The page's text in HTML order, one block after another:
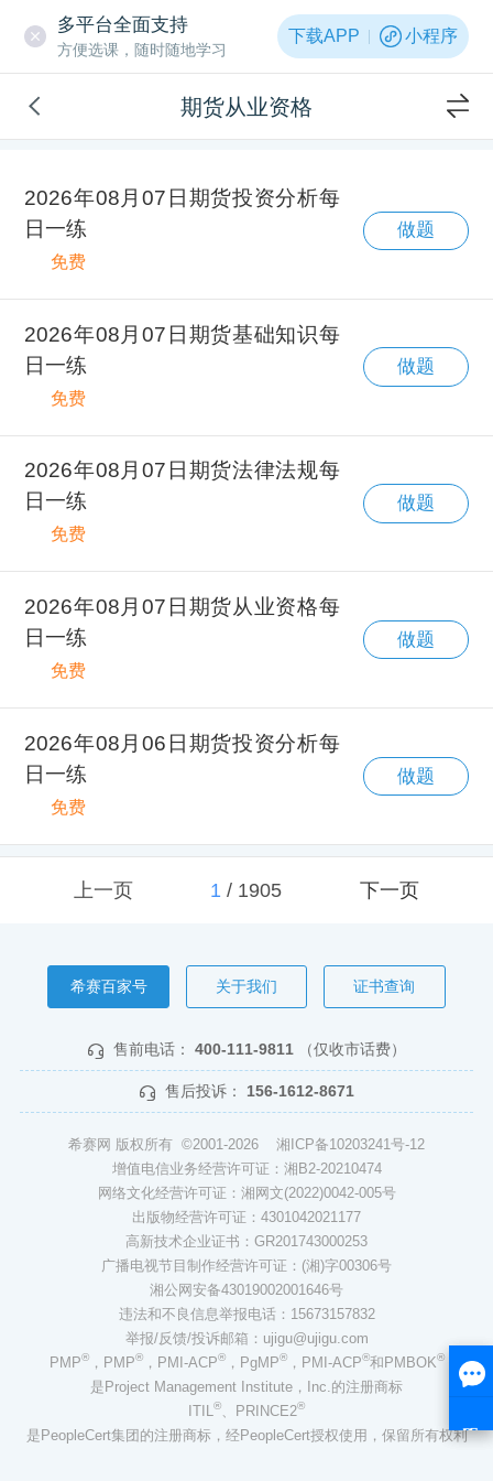
多平台全面支持
方便选课，随时随地学习
下载APP 小程序
期货从业资格
2026年08月07日期货投资分析每
日一练
免费
做题
2026年08月07日期货基础知识每
日一练
免费
做题
2026年08月07日期货法律法规每
日一练
免费
做题
2026年08月07日期货从业资格每
日一练
免费
做题
2026年08月06日期货投资分析每
日一练
免费
做题
上一页 1/ 1905 下一页
希赛百家号 关于我们 证书查询
售前电话： 400-111-9811 （仅收市话费）
售后投诉： 156-1612-8671
希赛网 版权所有 ©2001-2026 湘ICP备10203241号-12
增值电信业务经营许可证：湘B2-20210474
网络文化经营许可证：湘网文(2022)0042-005号
出版物经营许可证：4301042021177
高新技术企业证书：GR201743000253
广播电视节目制作经营许可证：(湘)字00306号
湘公网安备43019002001646号
违法和不良信息举报电话：15673157832
举报/反馈/投诉邮箱：ujigu@ujigu.com
PMP®，PMP®，PMI-ACP®，PgMP®，PMI-ACP®和PMBOK®
是Project Management Institute，Inc.的注册商标
ITIL®、PRINCE2®
是PeopleCert集团的注册商标，经PeopleCert授权使用，保留所有权利